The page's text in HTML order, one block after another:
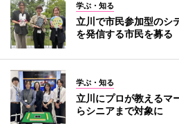
学ぶ・知る
立川で市民参加型の
を発信する市民を募る
学ぶ・知る
立川にプロが教える
らシニアまで対象に